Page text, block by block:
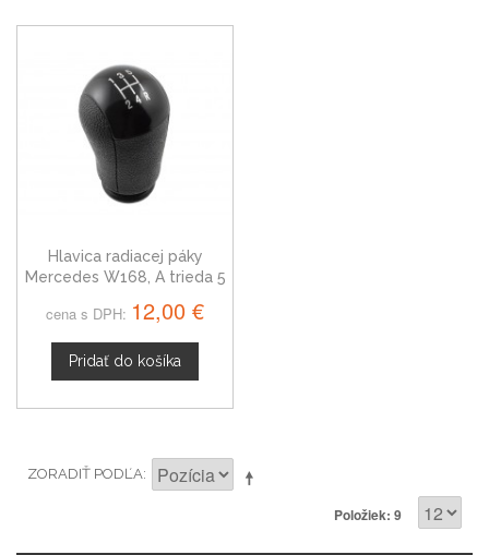
Hlavica radiacej páky
Mercedes W168, A trieda 5
cena s DPH: 12,00 €
Pridať do košíka
ZORADIŤ PODĽA
Položiek: 9